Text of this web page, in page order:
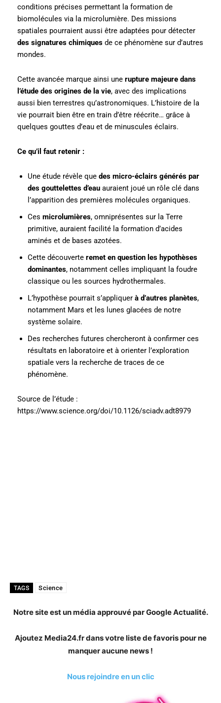
conditions précises permettant la formation de
biomolécules via la microlumière. Des missions
spatiales pourraient aussi être adaptées pour détecter
des signatures chimiques de ce phénomène sur d’autres
mondes.
Cette avancée marque ainsi une rupture majeure dans
l’étude des origines de la vie, avec des implications
aussi bien terrestres qu’astronomiques. L’histoire de la
vie pourrait bien être en train d’être réécrite… grâce à
quelques gouttes d’eau et de minuscules éclairs.
Ce qu’il faut retenir :
Une étude révèle que des micro-éclairs générés par
des gouttelettes d’eau auraient joué un rôle clé dans
l’apparition des premières molécules organiques.
Ces microlumières, omniprésentes sur la Terre
primitive, auraient facilité la formation d’acides
aminés et de bases azotées.
Cette découverte remet en question les hypothèses
dominantes, notamment celles impliquant la foudre
classique ou les sources hydrothermales.
L’hypothèse pourrait s’appliquer à d’autres planètes,
notamment Mars et les lunes glacées de notre
système solaire.
Des recherches futures chercheront à confirmer ces
résultats en laboratoire et à orienter l’exploration
spatiale vers la recherche de traces de ce
phénomène.
Source de l’étude :
https://www.science.org/doi/10.1126/sciadv.adt8979
TAGS Science
Notre site est un média approuvé par Google Actualité.
Ajoutez Media24.fr dans votre liste de favoris pour ne
manquer aucune news !
Nous rejoindre en un clic